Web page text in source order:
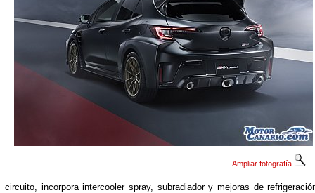
Ampliar fotografía
circuito, incorpora intercooler spray, subradiador y mejoras de